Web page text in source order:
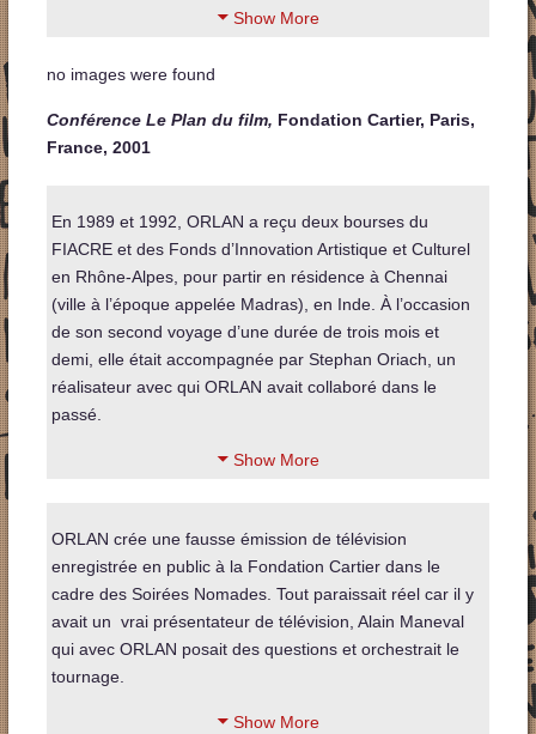
Show More
no images were found
Conférence Le Plan du film, Fondation Cartier, Paris,
France, 2001
En 1989 et 1992, ORLAN a reçu deux bourses du
FIACRE et des Fonds d’Innovation Artistique et Culturel
en Rhône-Alpes, pour partir en résidence à Chennai
(ville à l’époque appelée Madras), en Inde. À l’occasion
de son second voyage d’une durée de trois mois et
demi, elle était accompagnée par Stephan Oriach, un
réalisateur avec qui ORLAN avait collaboré dans le
passé.
Show More
ORLAN crée une fausse émission de télévision
enregistrée en public à la Fondation Cartier dans le
cadre des Soirées Nomades. Tout paraissait réel car il y
avait un vrai présentateur de télévision, Alain Maneval
qui avec ORLAN posait des questions et orchestrait le
tournage.
Show More